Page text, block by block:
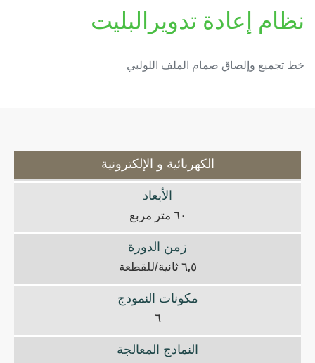
نظام إعادة تدويرالبليت
خط تجميع وإلصاق صمام الملف اللولبي
الكهربائية و الإلكترونية
الأبعاد
٦٠ متر مربع
زمن الدورة
٦,٥ ثانية/للقطعة
مكونات النمودج
٦
النمادج المعالجة